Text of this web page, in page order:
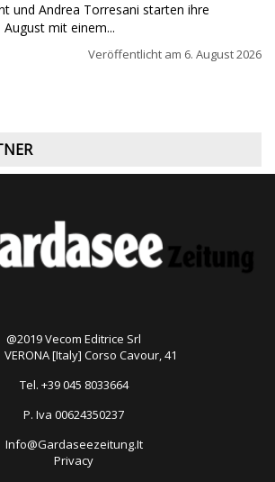
und Andrea Torresani starten ihre
mit einem...
Veröffentlicht am 6. August 2026
@2019 Vecom Editrice Srl
VERONA [Italy] Corso Cavour, 41
Tel. +39 045 8033664
P. Iva 00624350237
Info@Gardaseezeitung.It
Privacy